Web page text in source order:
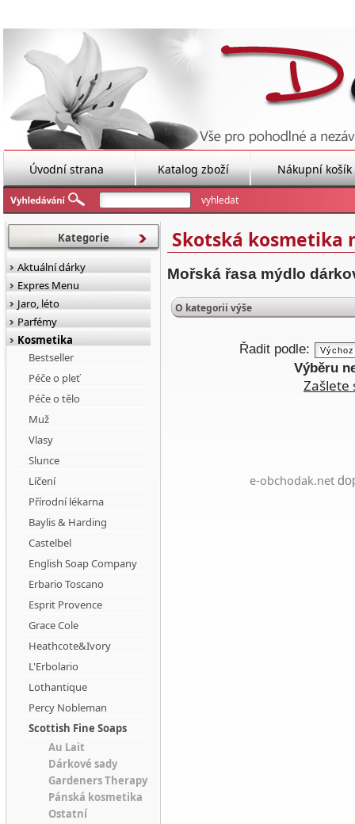
Úvodní strana Katalog zboží Nákupní košík
Skotská kosmetika
Mořská řasa mýdlo
O kategorii výše
Řadit podle:
Výběru
Zašlete
e-obchodak.net
Kategorie
Aktuální dárky
Expres Menu
Jaro, léto
Parfémy
Kosmetika
Bestseller
Péče o pleť
Péče o tělo
Muž
Vlasy
Slunce
Líčení
Přírodní lékarna
Baylis & Harding
Castelbel
English Soap Company
Erbario Toscano
Esprit Provence
Grace Cole
Heathcote&Ivory
L'Erbolario
Lothantique
Percy Nobleman
Scottish Fine Soaps
Au Lait
Dárkové sady
Gardeners Therapy
Pánská kosmetika
Ostatní